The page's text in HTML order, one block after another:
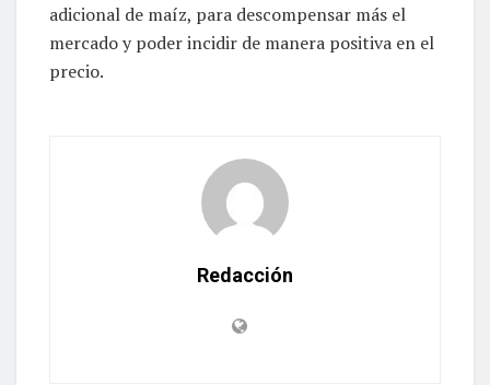
adicional de maíz, para descompensar más el
mercado y poder incidir de manera positiva en el
precio.
Redacción